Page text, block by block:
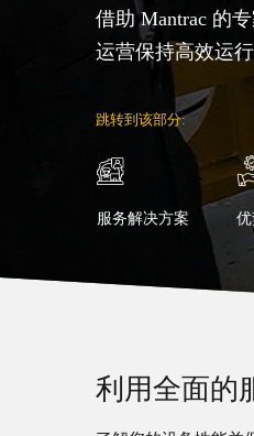
借助 Mantrac 的
运营保持高效运行
跳转到该部分:
服务解决方案
利用全面